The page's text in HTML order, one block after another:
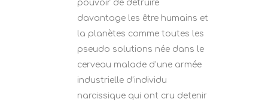
pouvoir de détruire
davantage les être humains et
la planètes comme toutes les
pseudo solutions née dans le
cerveau malade d’une armée
industrielle d’individu
narcissique qui ont cru detenir